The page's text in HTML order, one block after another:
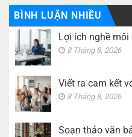
nghiệp
tự
vận
hành
động
quy
trình
ở
Kiếm
thêm
thu
nhập
BÌNH LUẬN NHIỀU
Lợi ích nghề
8 Tháng 8, 2026
Viết ra cam kết
8 Tháng 8, 2026
Soạn thảo văn